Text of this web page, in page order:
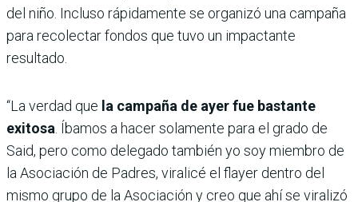
del niño. Incluso rápidamente se organizó una campaña
para recolectar fondos que tuvo un impactante
resultado.
“La verdad que la campaña de ayer fue bastante
exitosa . Íbamos a hacer solamente para el grado de
Said, pero como delegado también yo soy miembro de
la Asociación de Padres, viralicé el flayer dentro del
mismo grupo de la Asociación y creo que ahí se viralizó